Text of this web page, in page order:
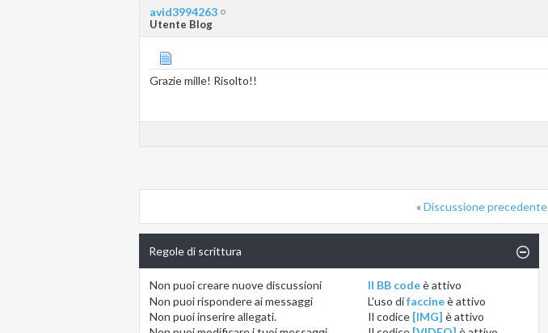
avid3994263
Utente Blog
Grazie mille! Risolto!!
«Discussione precedente
Regole di scrittura
Non puoicreare nuove discussioni
Non puoirispondere ai messaggi
Non puoiinserire allegati.
Il BB codeèattivo
L'uso difaccineèattivo
Il codice [IMG] èattivo